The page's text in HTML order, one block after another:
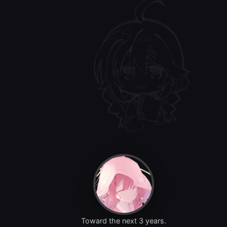
Toward the next 3 years.